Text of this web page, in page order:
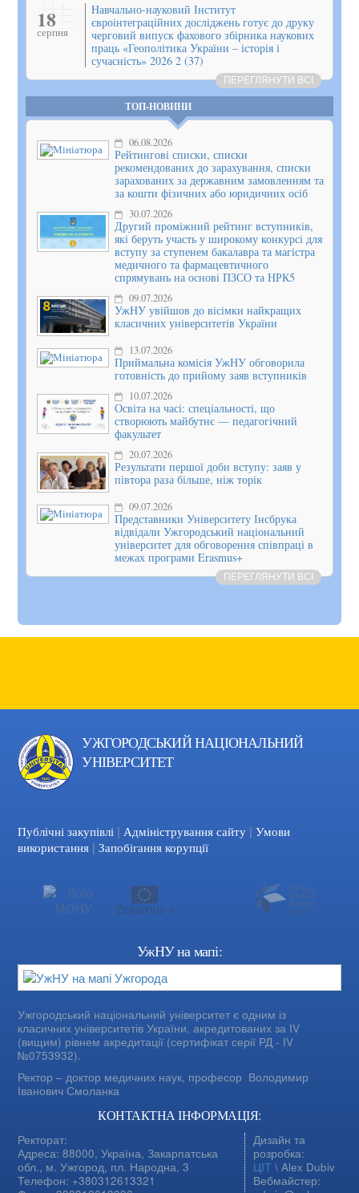
18
серпня
Навчально-науковий Інститут
євроінтеграційних досліджень готує до друку
черговий випуск фахового збірника наукових
праць «Геополітика України – історія і
сучасність» 2026 2 (37)
ПЕРЕГЛЯНУТИ ВСІ
ТОП-НОВИНИ
06.08.2026
Рейтингові списки, списки
рекомендованих до зарахування, списки
зарахованих за державним замовленням та
за кошти фізичних або юридичних осіб
30.07.2026
Другий проміжний рейтинг вступників,
які беруть участь у широкому конкурсі для
вступу за ступенем бакалавра та магістра
медичного та фармацевтичного
спрямувань на основі ПЗСО та НРК5
09.07.2026
УжНУ увійшов до вісімки найкращих
класичних університетів України
13.07.2026
Приймальна комісія УжНУ обговорила
готовність до прийому заяв вступників
10.07.2026
Освіта на часі: спеціальності, що
створюють майбутнє — педагогічний
факультет
20.07.2026
Результати першої доби вступу: заяв у
півтора раза більше, ніж торік
09.07.2026
Представники Університету Інсбрука
відвідали Ужгородський національний
університет для обговорення співпраці в
межах програми Erasmus+
ПЕРЕГЛЯНУТИ ВСІ
УЖГОРОДСЬКИЙ НАЦІОНАЛЬНИЙ
УНІВЕРСИТЕТ
Facebook
Публічні закупівлі | Адміністрування сайту | Умови
використання | Запобігання корупції
УжНУ на мапі:
Ужгородський національний університет є одним із
класичних університетів України, акредитованих за IV
(вищим) рівнем акредитації (сертифікат серії РД - IV
№0753932).
Ректор – доктор медичних наук, професор Володимир
Іванович Смоланка
КОНТАКТНА ІНФОРМАЦІЯ:
Ректорат:
Адреса: 88000, Україна, Закарпатська
обл., м. Ужгород, пл. Народна, 3
Телефон: +380312613321
Дизайн та
розробка:
ЦІТ \ Alex Dubiv
Вебмайстер: